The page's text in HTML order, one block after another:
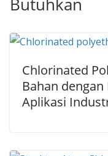
Butuhkan
Chlorinated
Bahan
Aplikasi